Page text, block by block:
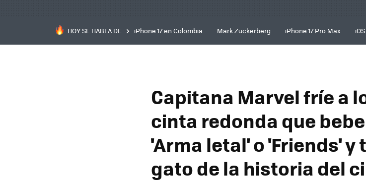
HOY SE HABLA DE iPhone 17 en Colombia Mark Zuckerberg iPhone 17 Pro Max
inteligente
IA TCL C8K
Capitana Marvel fríe a
cinta redonda que
'Arma letal' o 'Friends' y
gato de la historia del